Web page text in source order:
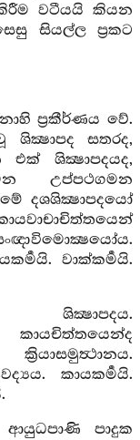
වටීයයි කියන
සියල්ල ප්‍රකට
ප්‍රකීර්ණය වේ.
සතරද,
ශික්‍ෂාපදයද,
උප්පථගමන
දශශික්‍ෂාපදයෝ
වාක්කර්‍මයි.
කායකර්‍මයි.
පාදුක